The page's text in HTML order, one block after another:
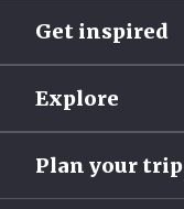
Get inspired
Explore
Plan your trip